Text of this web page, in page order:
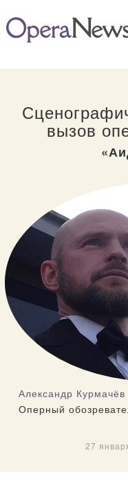
вызов
Александр Курмачёв
Оперный
27